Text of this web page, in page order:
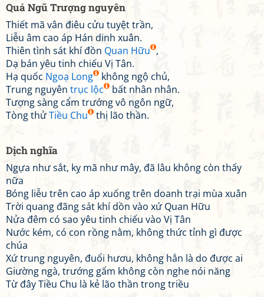
Quá Ngũ Trượng nguyên
Thiết mã vân điêu cửu tuyệt trần,
Liễu âm cao áp Hán dinh xuân.
Thiên tình sát khí đồn Quan Hữu ,
Dạ bán yêu tinh chiếu Vị Tân.
Hạ quốc Ngoạ Long
không ngộ chủ,
Trung nguyên trục lộc
bất nhân nhân.
Tượng sàng cẩm trướng vô ngôn ngữ,
Tòng thửTiều Chu thị lão thần.
Dịch nghĩa
Ngựa như sắt, kỵ mã như mây, đã lâu không còn thấy
nữa
Bóng liễu trên cao áp xuống trên doanh trại mùa xuân
Trời quang đãng sát khí dồn vào xứ Quan Hữu
Nửa đêm có sao yêu tinh chiếu vào Vị Tân
Nước kém, có con rồng nằm, không thức tỉnh gì được
chúa
Xứ trung nguyên, đuổi hươu, không hẳn là do được ai
Giường ngà, trướng gấm không còn nghe nói năng
Từ đây Tiều Chu là kẻ lão thần trong triều